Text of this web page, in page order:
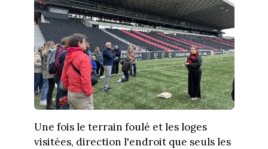
Une fois le terrain foulé et les loges
visitées, direction l'endroit que seuls les